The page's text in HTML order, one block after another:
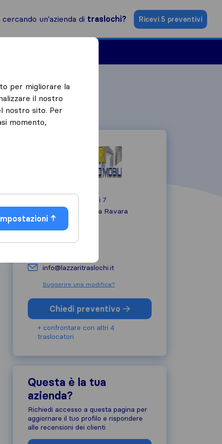
cercando un'azienda di traslochi? Ricevi 5 preventivi
Via Sandro Pertini 7
Scandolara Ravara
0375 95333
info@lazzaritraslochi.it
Suggerire una modifica?
Chiedi preventivo
+ confrontare con altri 4
traslocatori
Questa è la tua
azienda?
Richiedi accesso a questa pagina per
aggiornare il tuo profilo e rispondere
alle recensioni dei clienti
per migliorare la
il nostro
nostro sito. Per
momento,